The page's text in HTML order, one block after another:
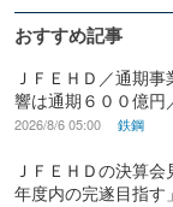
おすすめ記事
ＪＦＥＨＤ／通期
響は通期６００億円
2026/8/6 05:00 鉄鋼
ＪＦＥＨＤの決算
年度内の完遂目指す」